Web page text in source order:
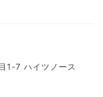
1-7 ハイツノース